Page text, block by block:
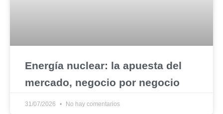
Energía nuclear: la apuesta del
mercado, negocio por negocio
31/07/2026 No hay comentarios